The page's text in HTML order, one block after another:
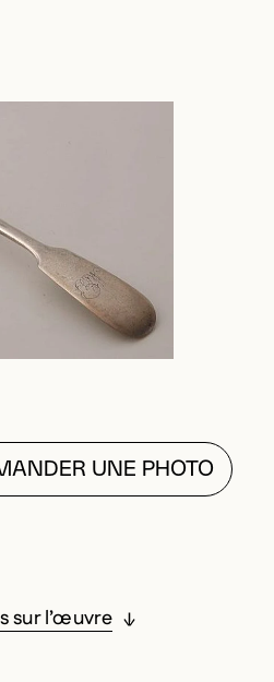
SUR CETTE IMAGE
UNE PHOTO
être connecté pour ajouter
sur l’œuvre